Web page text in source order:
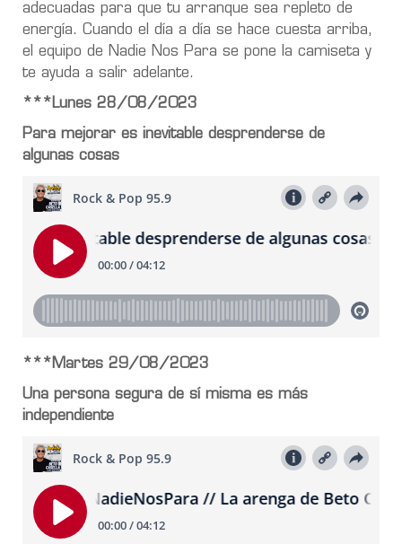
adecuadas para que tu arranque sea repleto de
energía. Cuando el día a día se hace cuesta arriba,
el equipo de Nadie Nos Para se pone la camiseta y
te ayuda a salir adelante.
***Lunes 28/08/2023
Para mejorar es inevitable desprenderse de
algunas cosas
***Martes 29/08/2023
Una persona segura de sí misma es más
independiente